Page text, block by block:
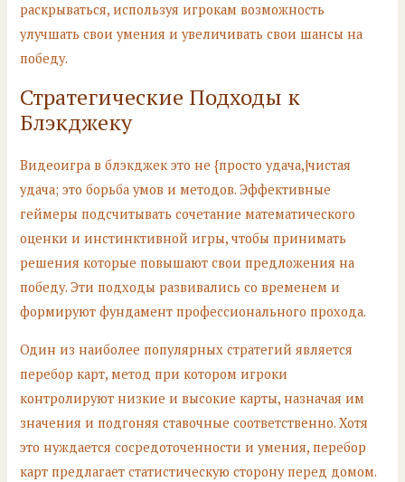
раскрываться, используя игрокам возможность
улучшать свои умения и увеличивать свои шансы на
победу.
Стратегические Подходы к
Блэкджеку
Видеоигра в блэкджек это не {просто удача,|чистая
удача; это борьба умов и методов. Эффективные
геймеры подсчитывать сочетание математического
оценки и инстинктивной игры, чтобы принимать
решения которые повышают свои предложения на
победу. Эти подходы развивались со временем и
формируют фундамент профессионального прохода.
Один из наиболее популярных стратегий является
перебор карт, метод при котором игроки
контролируют низкие и высокие карты, назначая им
значения и подгоняя ставочные соответственно. Хотя
это нуждается сосредоточенности и умения, перебор
карт предлагает статистическую сторону перед домом.